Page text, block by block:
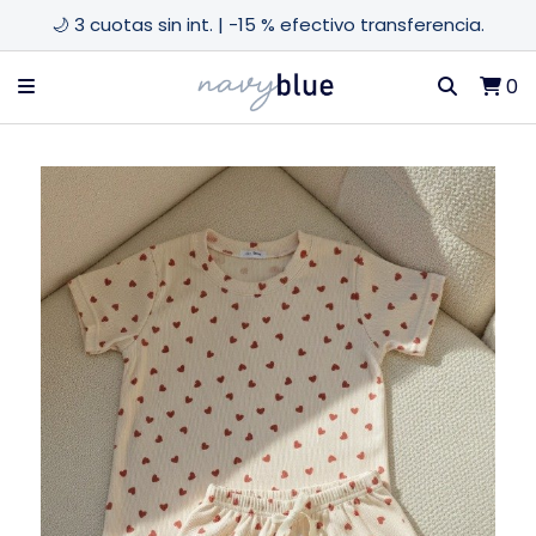
🌙 3 cuotas sin int. | -15 % efectivo transferencia.
0